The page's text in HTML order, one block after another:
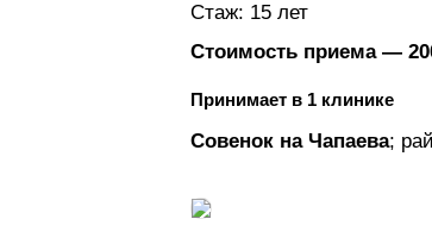
Стаж: 15 лет
Стоимость приема —
Принимает в 1 клинике
Совенок на Чапаева;